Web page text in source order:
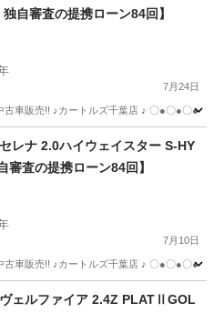
自審査の提携ローン84回】
7月24日
古車販売!! ♪カートルズ千葉店 ♪ 〇●〇●〇
カートルズ
セレナ 2.0ハイウェイスター S-HY
査の提携ローン84回】
7月10日
古車販売!! ♪カートルズ千葉店 ♪ 〇●〇●〇
トルズ
ヴェルファイア 2.4Z PLATⅡGOL